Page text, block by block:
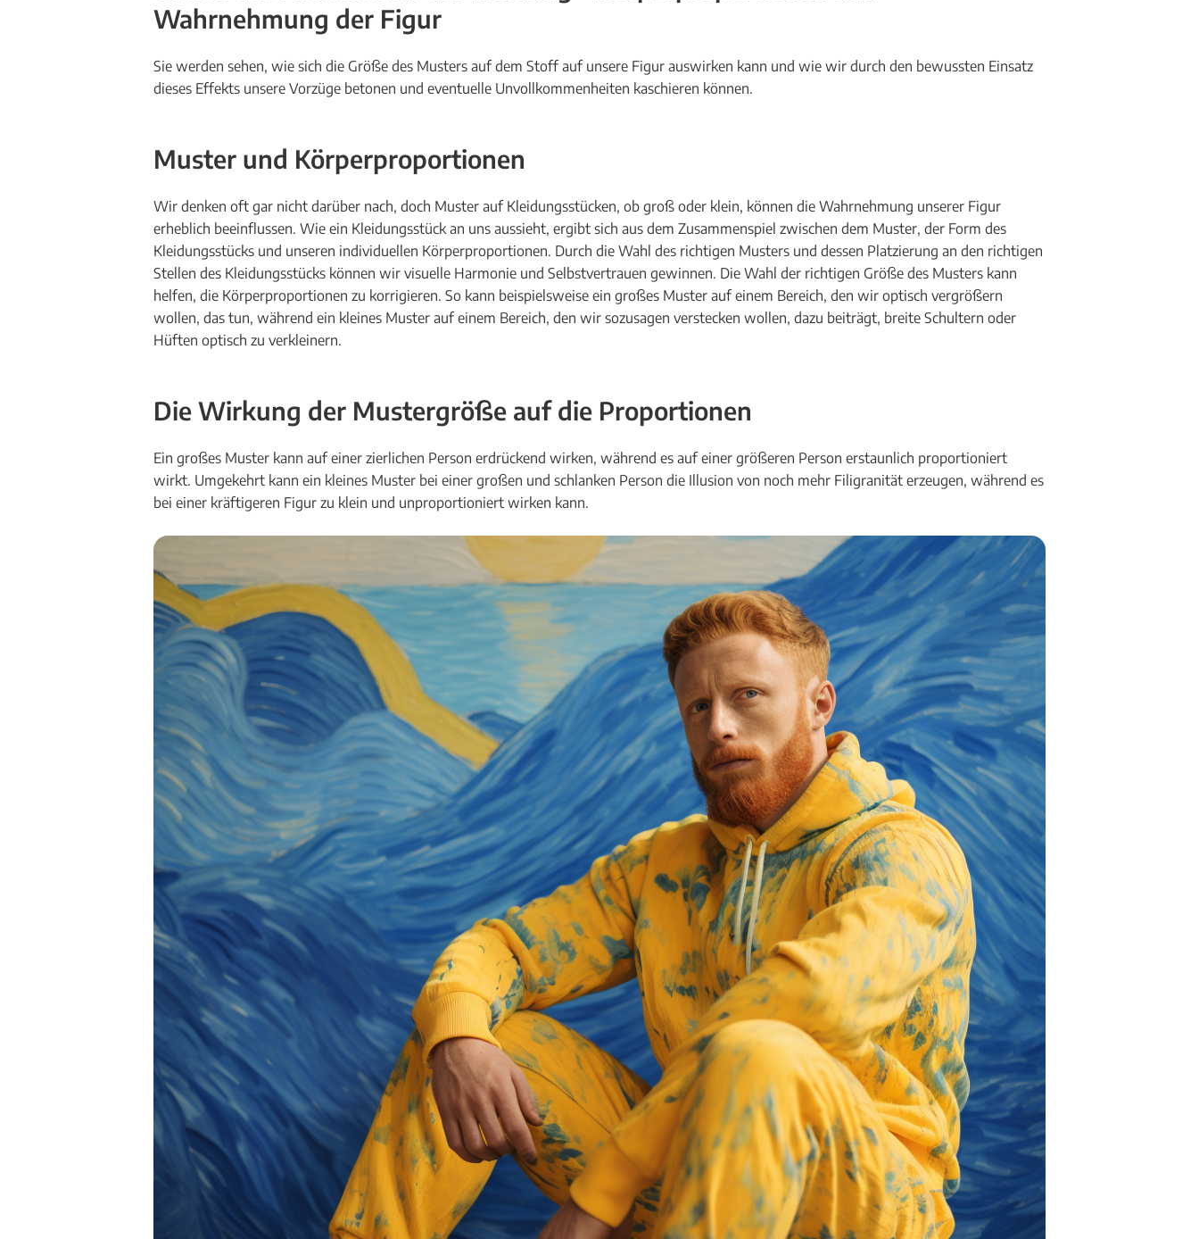
Wahrnehmung der Figur
Sie werden sehen, wie sich die Größe des Musters auf dem Stoff auf unsere Figur auswirken kann und wie wir durch den bewussten Einsatz
dieses Effekts unsere Vorzüge betonen und eventuelle Unvollkommenheiten kaschieren können.
Muster und Körperproportionen
Wir denken oft gar nicht darüber nach, doch Muster auf Kleidungsstücken, ob groß oder klein, können die Wahrnehmung unserer Figur
erheblich beeinflussen. Wie ein Kleidungsstück an uns aussieht, ergibt sich aus dem Zusammenspiel zwischen dem Muster, der Form des
Kleidungsstücks und unseren individuellen Körperproportionen. Durch die Wahl des richtigen Musters und dessen Platzierung an den richtigen
Stellen des Kleidungsstücks können wir visuelle Harmonie und Selbstvertrauen gewinnen. Die Wahl der richtigen Größe des Musters kann
helfen, die Körperproportionen zu korrigieren. So kann beispielsweise ein großes Muster auf einem Bereich, den wir optisch vergrößern
wollen, das tun, während ein kleines Muster auf einem Bereich, den wir sozusagen verstecken wollen, dazu beiträgt, breite Schultern oder
Hüften optisch zu verkleinern.
Die Wirkung der Mustergröße auf die Proportionen
Ein großes Muster kann auf einer zierlichen Person erdrückend wirken, während es auf einer größeren Person erstaunlich proportioniert
wirkt. Umgekehrt kann ein kleines Muster bei einer großen und schlanken Person die Illusion von noch mehr Filigranität erzeugen, während es
bei einer kräftigeren Figur zu klein und unproportioniert wirken kann.